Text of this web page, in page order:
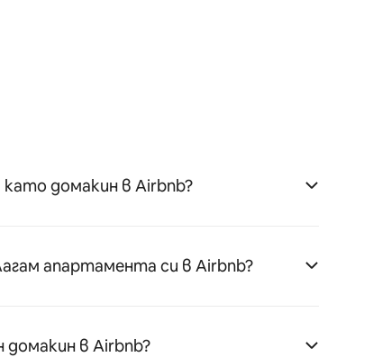
домакин в Airbnb?
апартамента си в Airbnb?
домакин в Airbnb?